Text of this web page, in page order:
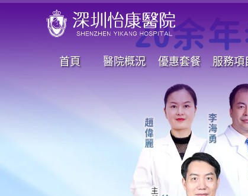
首頁 醫院概況 優惠套餐 服務項